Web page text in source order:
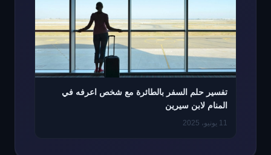
تفسير حلم السفر بالطائرة مع شخص اعرفه في
المنام لابن سيرين
11 يونيو، 2025